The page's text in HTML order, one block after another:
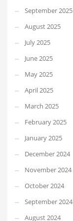
September 2025
August 2025
July 2025
June 2025
May 2025
April 2025
March 2025
February 2025
January 2025
December 2024
November 2024
October 2024
September 2024
August 2024